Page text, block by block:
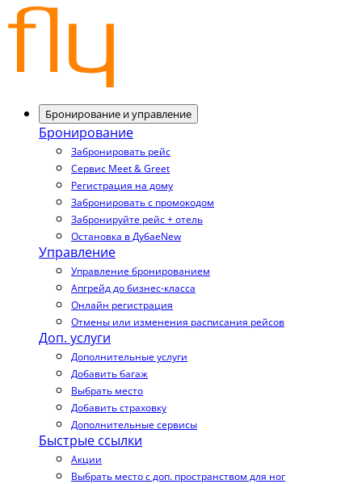
Бронирование и управление
Бронирование
Забронировать рейс
Сервис Meet & Greet
Регистрация на дому
Забронировать с промокодом
Забронируйте рейс + отель
Остановка в ДубаеNew
Управление
Управление бронированием
Апгрейд до бизнес-класса
Онлайн регистрация
Отмены или изменения расписания рейсов
Доп. услуги
Дополнительные услуги
Добавить багаж
Выбрать место
Добавить страховку
Дополнительные сервисы
Быстрые ссылки
Акции
Выбрать место с доп. пространством для ног